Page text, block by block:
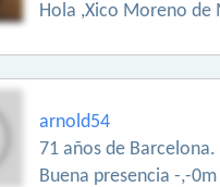
Hola ,Xico Moreno de
arnold54
71 años de Barcelona.
Buena presencia -,-